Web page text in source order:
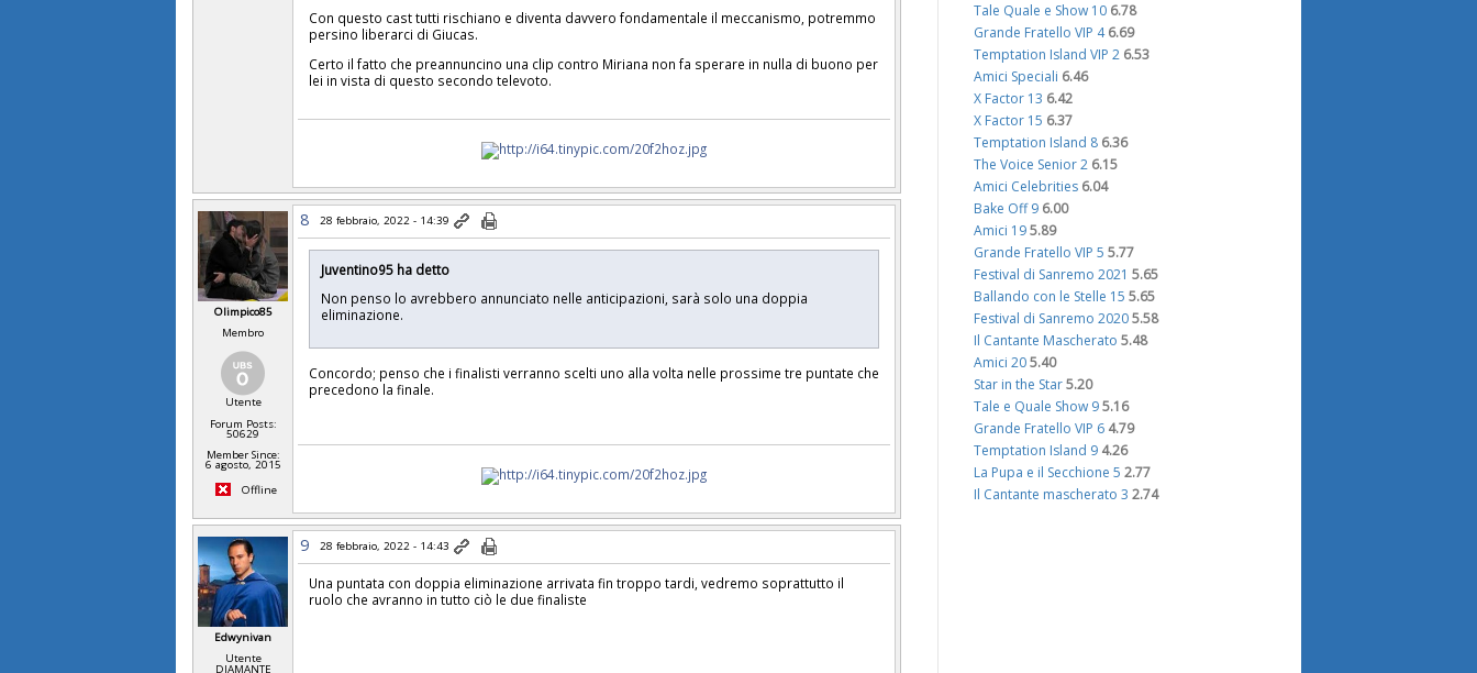
Con questo cast tutti rischiano e diventa davvero fondamentale il meccanismo, potremmo
persino liberarci di Giucas.
Certo il fatto che preannuncino una clip contro Miriana non fa sperare in nulla di buono per
lei in vista di questo secondo televoto.
Olimpico85
Membro
Utente
Forum Posts:
50629
Member Since:
6 agosto, 2015
Offline
8 28 febbraio, 2022 - 14:39
Juventino95 ha detto
Non penso lo avrebbero annunciato nelle anticipazioni, sarà solo una doppia
eliminazione.
Concordo; penso che i finalisti verranno scelti uno alla volta nelle prossime tre puntate che
precedono la finale.
Edwynivan
Utente
DIAMANTE
9 28 febbraio, 2022 - 14:43
Una puntata con doppia eliminazione arrivata fin troppo tardi, vedremo soprattutto il
ruolo che avranno in tutto ciò le due finaliste
Tale Quale e Show 10 6.78
Grande Fratello VIP 4 6.69
Temptation Island VIP 2 6.53
Amici Speciali 6.46
X Factor 13 6.42
X Factor 15 6.37
Temptation Island 8 6.36
The Voice Senior 2 6.15
Amici Celebrities 6.04
Bake Off 9 6.00
Amici 19 5.89
Grande Fratello VIP 5 5.77
Festival di Sanremo 2021 5.65
Ballando con le Stelle 15 5.65
Festival di Sanremo 2020 5.58
Il Cantante Mascherato 5.48
Amici 20 5.40
Star in the Star 5.20
Tale e Quale Show 9 5.16
Grande Fratello VIP 6 4.79
Temptation Island 9 4.26
La Pupa e il Secchione 5 2.77
Il Cantante mascherato 3 2.74